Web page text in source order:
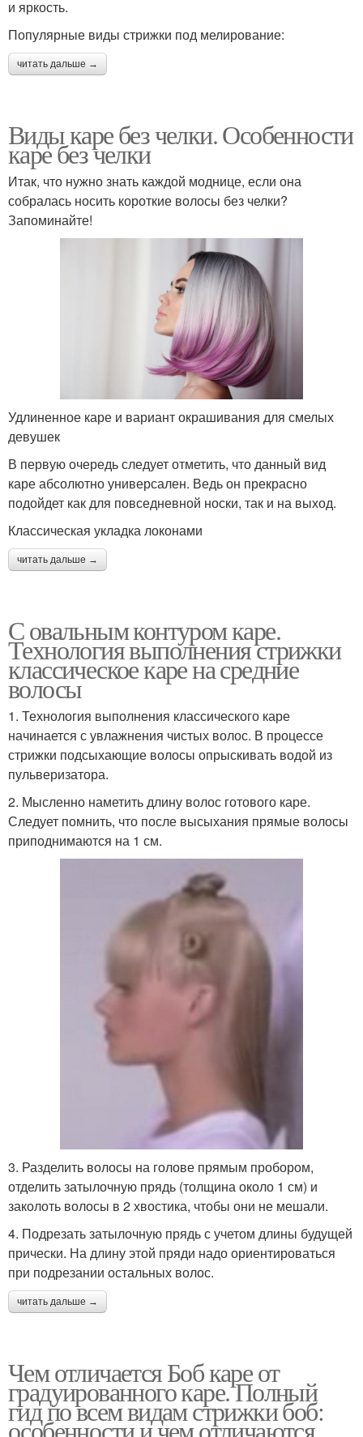
и яркость.
Популярные виды стрижки под мелирование:
читать дальше →
Виды каре без челки. Особенности
каре без челки
Итак, что нужно знать каждой моднице, если она
собралась носить короткие волосы без челки?
Запоминайте!
Удлиненное каре и вариант окрашивания для смелых
девушек
В первую очередь следует отметить, что данный вид
каре абсолютно универсален. Ведь он прекрасно
подойдет как для повседневной носки, так и на выход.
Классическая укладка локонами
читать дальше →
С овальным контуром каре.
Технология выполнения стрижки
классическое каре на средние
волосы
1. Технология выполнения классического каре
начинается с увлажнения чистых волос. В процессе
стрижки подсыхающие волосы опрыскивать водой из
пульверизатора.
2. Мысленно наметить длину волос готового каре.
Следует помнить, что после высыхания прямые волосы
приподнимаются на 1 см.
3. Разделить волосы на голове прямым пробором,
отделить затылочную прядь (толщина около 1 см) и
заколоть волосы в 2 хвостика, чтобы они не мешали.
4. Подрезать затылочную прядь с учетом длины будущей
прически. На длину этой пряди надо ориентироваться
при подрезании остальных волос.
читать дальше →
Чем отличается Боб каре от
градуированного каре. Полный
гид по всем видам стрижки боб:
особенности и чем отличаются